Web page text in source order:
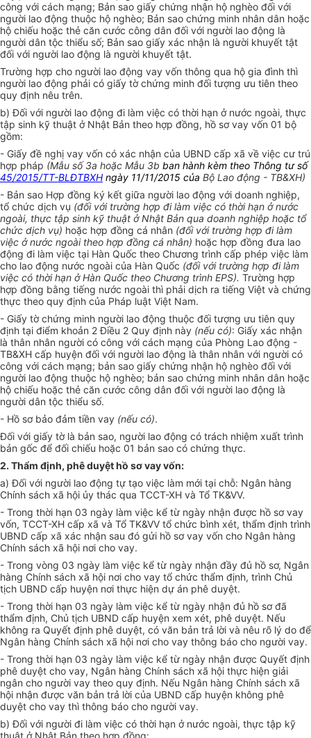
công với cách mạng; Bản sao giấy chứng nhận hộ nghèo đối với
người lao động thuộc hộ nghèo; Bản sao chứng minh nhân dân hoặc
hộ chiếu hoặc thẻ căn cước công dân đối với người lao động là
người dân tộc thiểu số; Bản sao giấy xác nhận là người khuyết tật
đối với người lao động là người khuyết tật.
Trường hợp cho người lao động vay vốn thông qua hộ gia đình thì
người lao động phải có giấy tờ chứng minh đối tượng ưu tiên theo
quy định nêu trên.
b) Đối với người lao động đi làm việc có thời hạn ở nước ngoài, thực
tập sinh kỹ thuật ở Nhật Bản theo hợp đồng, hồ sơ vay vốn 01 bộ
gồm:
- Giấy đề nghị vay vốn có xác nhận của UBND cấp xã về việc cư trú
hợp pháp (Mẫu số 3a hoặc Mẫu 3b ban hành kèm theo Thông tư số
45/2015/TT-BLĐTBXH ngày 11/11/2015 của Bộ Lao động - TB&XH)
- Bản sao Hợp đồng ký kết giữa người lao động với doanh nghiệp,
tổ chức dịch vụ (đối với trường hợp đi làm việc có thời hạn ở nước
ngoài, thực tập sinh kỹ thuật ở Nhật Bản qua doanh nghiệp hoặc tổ
chức dịch vụ) hoặc hợp đồng cá nhân (đối với trường hợp đi làm
việc ở nước ngoài theo hợp đồng cá nhân) hoặc hợp đồng đưa lao
động đi làm việc tại Hàn Quốc theo Chương trình cấp phép việc làm
cho lao động nước ngoài của Hàn Quốc (đối với trường hợp đi làm
việc có thời hạn ở Hàn Quốc theo Chương trình EPS). Trường hợp
hợp đồng bằng tiếng nước ngoài thì phải dịch ra tiếng Việt và chứng
thực theo quy định của Pháp luật Việt Nam.
- Giấy tờ chứng minh người lao động thuộc đối tượng ưu tiên quy
định tại điểm khoản 2 Điều 2 Quy định này (nếu có): Giấy xác nhận
là thân nhân người có công với cách mạng của Phòng Lao động -
TB&XH cấp huyện đối với người lao động là thân nhân với người có
công với cách mạng; bản sao giấy chứng nhận hộ nghèo đối với
người lao động thuộc hộ nghèo; bản sao chứng minh nhân dân hoặc
hộ chiếu hoặc thẻ căn cước công dân đối với người lao động là
người dân tộc thiểu số.
- Hồ sơ bảo đảm tiền vay (nếu có).
Đối với giấy tờ là bản sao, người lao động có trách nhiệm xuất trình
bản gốc để đối chiếu hoặc 01 bản sao có chứng thực.
2. Thẩm định, phê duyệt hồ sơ vay vốn:
a) Đối với người lao động tự tạo việc làm mới tại chỗ: Ngân hàng
Chính sách xã hội ủy thác qua TCCT-XH và Tổ TK&VV.
- Trong thời hạn 03 ngày làm việc kể từ ngày nhận được hồ sơ vay
vốn, TCCT-XH cấp xã và Tổ TK&VV tổ chức bình xét, thẩm định trình
UBND cấp xã xác nhận sau đó gửi hồ sơ vay vốn cho Ngân hàng
Chính sách xã hội nơi cho vay.
- Trong vòng 03 ngày làm việc kể từ ngày nhận đầy đủ hồ sơ, Ngân
hàng Chính sách xã hội nơi cho vay tổ chức thẩm định, trình Chủ
tịch UBND cấp huyện nơi thực hiện dự án phê duyệt.
- Trong thời hạn 03 ngày làm việc kể từ ngày nhận đủ hồ sơ đã
thẩm định, Chủ tịch UBND cấp huyện xem xét, phê duyệt. Nếu
không ra Quyết định phê duyệt, có văn bản trả lời và nêu rõ lý do để
Ngân hàng Chính sách xã hội nơi cho vay thông báo cho người vay.
- Trong thời hạn 03 ngày làm việc kể từ ngày nhận được Quyết định
phê duyệt cho vay, Ngân hàng Chính sách xã hội thực hiện giải
ngân cho người vay theo quy định. Nếu Ngân hàng Chính sách xã
hội nhận được văn bản trả lời của UBND cấp huyện không phê
duyệt cho vay thì thông báo cho người vay.
b) Đối với người đi làm việc có thời hạn ở nước ngoài, thực tập kỹ
thuật ở Nhật Bản theo hợp đồng: